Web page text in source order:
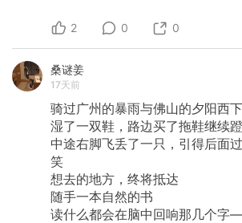
2 0 0
桑谜姜
17天前
骑过广州的暴雨与佛山的夕阳西下
湿了一双鞋，路边买了拖鞋继续蹬
中途右脚飞丢了一只，引得后面
笑
想去的地方，终将抵达
随手一本自然的书
读什么都会在脑中回响那几个字